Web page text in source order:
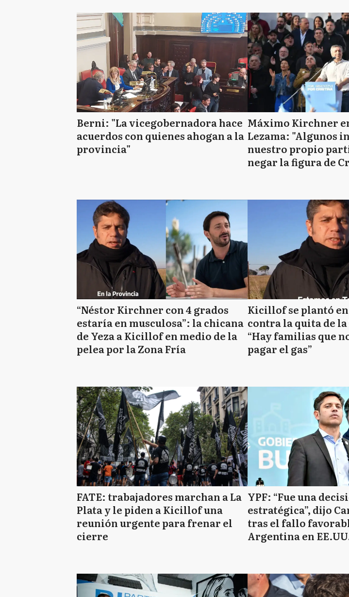
Berni: "La vicegobernadora hace
acuerdos con quienes ahogan a la
provincia"
Máximo Kirchner
Lezama: "Algunos
nuestro propio
negar la figura de
“Néstor Kirchner con 4 grados
estaría en musculosa”: la chicana
de Yeza a Kicillof en medio de la
pelea por la Zona Fría
Kicillof se plantó
contra la quita de
“Hay familias que
pagar el gas”
FATE: trabajadores marchan a La
Plata y le piden a Kicillof una
reunión urgente para frenar el
cierre
YPF: “Fue una
estratégica”, dijo
tras el fallo
Argentina en